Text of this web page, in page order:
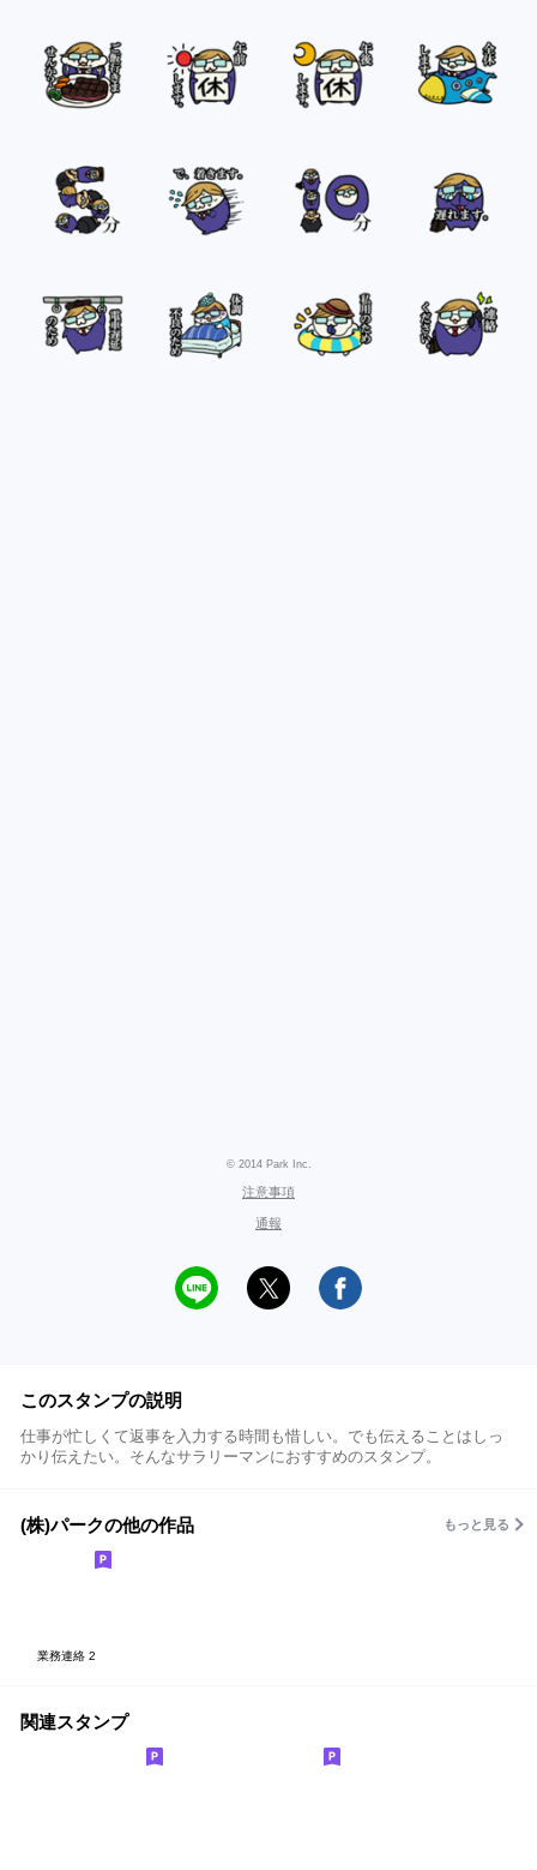
© 2014 Park Inc.
注意事項
通報
このスタンプの説明
仕事が忙しくて返事を入力する時間も惜しい。でも伝えることはしっ
かり伝えたい。そんなサラリーマンにおすすめのスタンプ。
(株)パークの他の作品 もっと見る
業務連絡 2
関連スタンプ